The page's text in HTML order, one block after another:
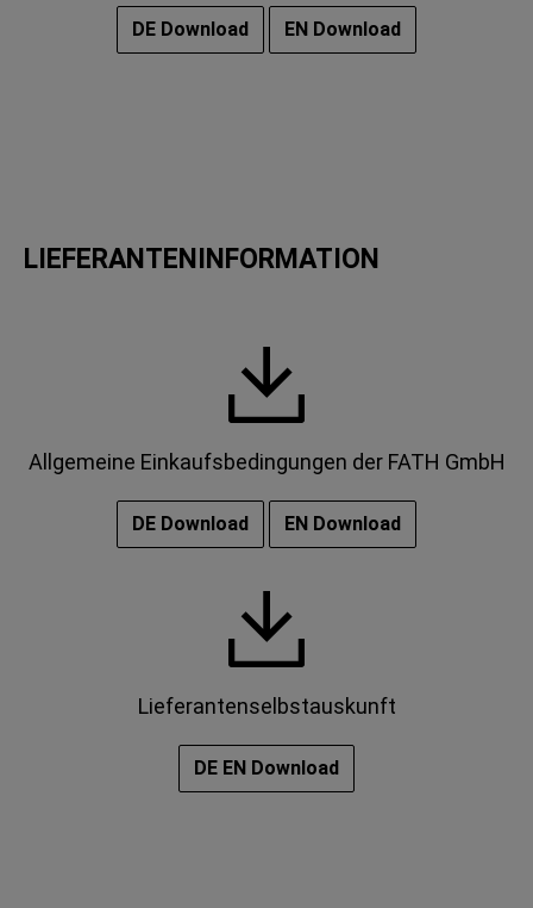
DE Download EN Download
LIEFERANTENINFORMATION
Allgemeine Einkaufsbedingungen der FATH GmbH
DE Download EN Download
Lieferantenselbstauskunft
DE EN Download